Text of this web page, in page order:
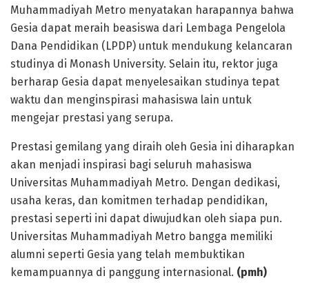
Muhammadiyah Metro menyatakan harapannya bahwa
Gesia dapat meraih beasiswa dari Lembaga Pengelola
Dana Pendidikan (LPDP) untuk mendukung kelancaran
studinya di Monash University. Selain itu, rektor juga
berharap Gesia dapat menyelesaikan studinya tepat
waktu dan menginspirasi mahasiswa lain untuk
mengejar prestasi yang serupa.
Prestasi gemilang yang diraih oleh Gesia ini diharapkan
akan menjadi inspirasi bagi seluruh mahasiswa
Universitas Muhammadiyah Metro. Dengan dedikasi,
usaha keras, dan komitmen terhadap pendidikan,
prestasi seperti ini dapat diwujudkan oleh siapa pun.
Universitas Muhammadiyah Metro bangga memiliki
alumni seperti Gesia yang telah membuktikan
kemampuannya di panggung internasional. (pmh)